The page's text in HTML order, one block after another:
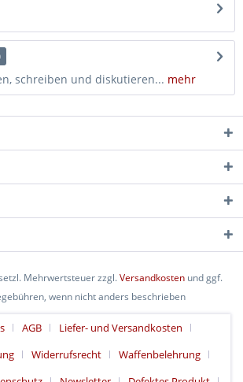
schreiben und diskutieren... mehr
Mehrwertsteuer zzgl.Versandkosten und ggf.
wenn nicht anders beschrieben
AGB
Liefer- und Versandkosten
Widerrufsrecht
Waffenbelehrung